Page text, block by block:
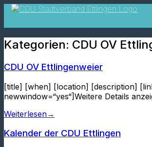
Zum
springen
Kategorien: CDU OV
CDU OV Ettlingenweier
[title] [when] [location] [description]
newwindow=“yes“]Weitere Details
Weiterlesen→
Kalender der CDU Ettlingen